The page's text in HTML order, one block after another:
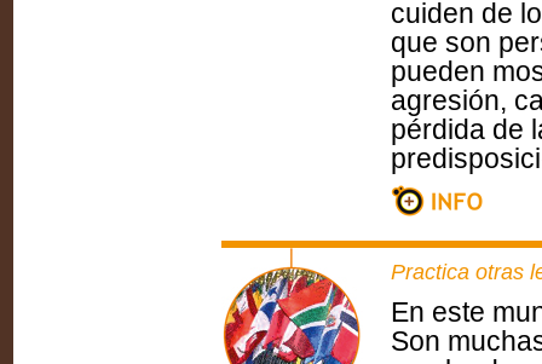
cuiden de
que son
pueden
agresión,
pérdida de
Practica otras
En este
Son